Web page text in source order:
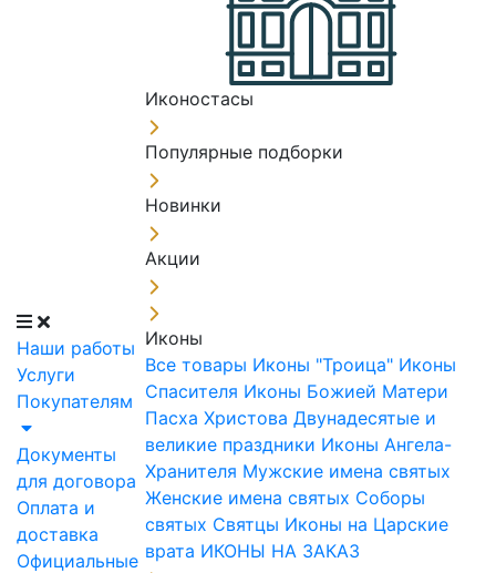
Наши работы
Услуги
Покупателям
Документы
для договора
Оплата и
доставка
Официальные
Иконостасы
Популярные подборки
Новинки
Акции
Иконы
Все товары Иконы "Троица" Иконы
Спасителя Иконы Божией Матери
Пасха Христова Двунадесятые и
великие праздники Иконы Ангела-
Хранителя Мужские имена святых
Женские имена святых Соборы
святых Святцы Иконы на Царские
врата ИКОНЫ НА ЗАКАЗ